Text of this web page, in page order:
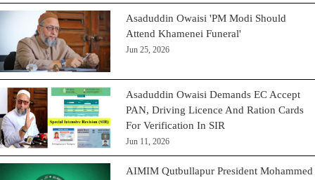
Asaduddin Owaisi 'PM Modi Should
Attend Khamenei Funeral'
Jun 25, 2026
Asaduddin Owaisi Demands EC Accept
PAN, Driving Licence And Ration Cards
For Verification In SIR
Jun 11, 2026
AIMIM Qutbullapur President Mohammed